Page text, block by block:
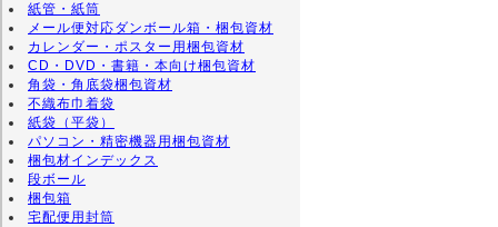
紙管・紙筒
メール便対応ダンボール箱・梱包資材
カレンダー・ポスター用梱包資材
CD・DVD・書籍・本向け梱包資材
角袋・角底袋梱包資材
不織布巾着袋
紙袋（平袋）
パソコン・精密機器用梱包資材
梱包材インデックス
段ボール
梱包箱
宅配便用封筒